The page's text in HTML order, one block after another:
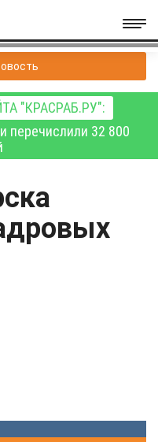
"КРАСРАБ.РУ":
перечислили 32 800